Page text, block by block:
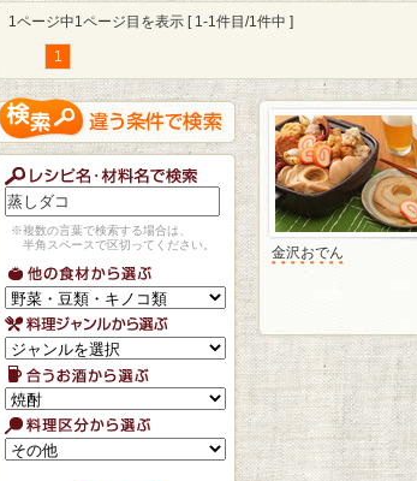
1ページ中1ページ目を表示 [ 1-1件目/1件中 ]
1
※複数の言葉で検索する場合は、
半角スペースで区切ってください。
金沢おでん